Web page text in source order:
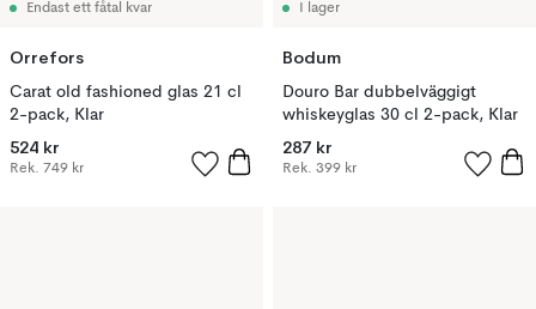
Endast ett fåtal kvar
Orrefors
Carat old fashioned glas 21 cl
2-pack, Klar
524 kr
Rek. 749 kr
I lager
Bodum
Douro Bar dubbelväggigt
whiskeyglas 30 cl 2-pack, Klar
287 kr
Rek. 399 kr